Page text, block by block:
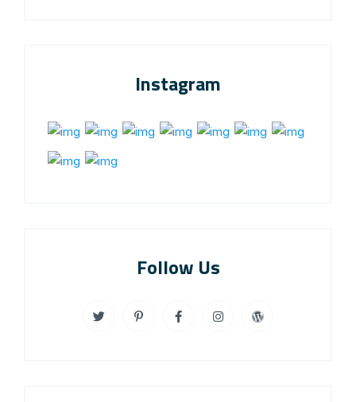
Instagram
Follow Us